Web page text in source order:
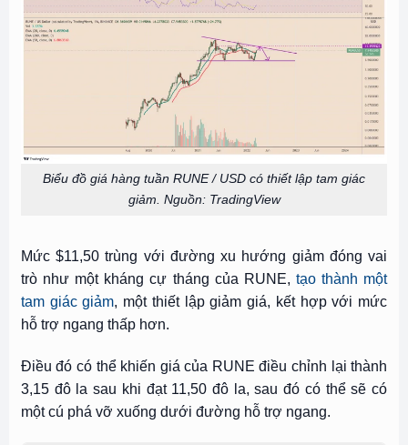
Biểu đồ giá hàng tuần RUNE / USD có thiết lập tam giác
giảm. Nguồn: TradingView
Mức $11,50 trùng với đường xu hướng giảm đóng vai
trò như một kháng cự tháng của RUNE, tạo thành một
tam giác giảm, một thiết lập giảm giá, kết hợp với mức
hỗ trợ ngang thấp hơn.
Điều đó có thể khiến giá của RUNE điều chỉnh lại thành
3,15 đô la sau khi đạt 11,50 đô la, sau đó có thể sẽ có
một cú phá vỡ xuống dưới đường hỗ trợ ngang.